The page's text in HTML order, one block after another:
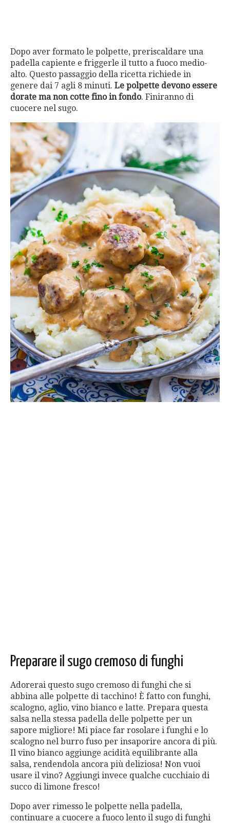
Dopo aver formato le polpette, preriscaldare una
padella capiente e friggerle il tutto a fuoco medio-
alto. Questo passaggio della ricetta richiede in
genere dai 7 agli 8 minuti. Le polpette devono essere
dorate ma non cotte fino in fondo. Finiranno di
cuocere nel sugo.
Preparare il sugo cremoso di funghi
Adorerai questo sugo cremoso di funghi che si
abbina alle polpette di tacchino! È fatto con funghi,
scalogno, aglio, vino bianco e latte. Prepara questa
salsa nella stessa padella delle polpette per un
sapore migliore! Mi piace far rosolare i funghi e lo
scalogno nel burro fuso per insaporire ancora di più.
Il vino bianco aggiunge acidità equilibrante alla
salsa, rendendola ancora più deliziosa! Non vuoi
usare il vino? Aggiungi invece qualche cucchiaio di
succo di limone fresco!
Dopo aver rimesso le polpette nella padella,
continuare a cuocere a fuoco lento il sugo di funghi